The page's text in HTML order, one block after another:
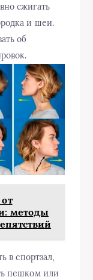
сжигать
и шеи.
об
методы
в спортзал,
пешком или